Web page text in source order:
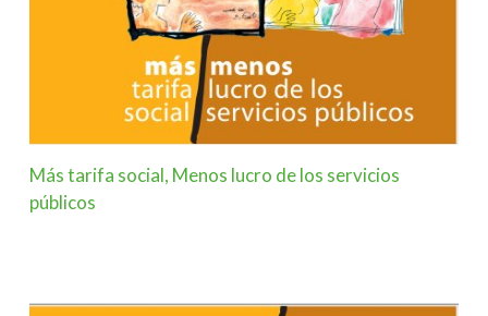
Más tarifa social, Menos lucro de los servicios
públicos